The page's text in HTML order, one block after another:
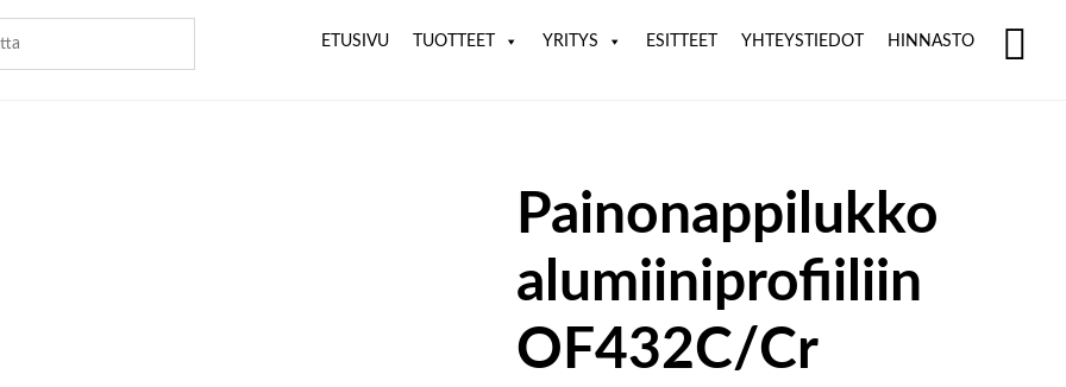
ETUSIVU TUOTTEET YRITYS ESITTEET YHTEYSTIEDOT HINNASTO
Painonappilukko
alumiiniprofiiliin
OF432C/Cr